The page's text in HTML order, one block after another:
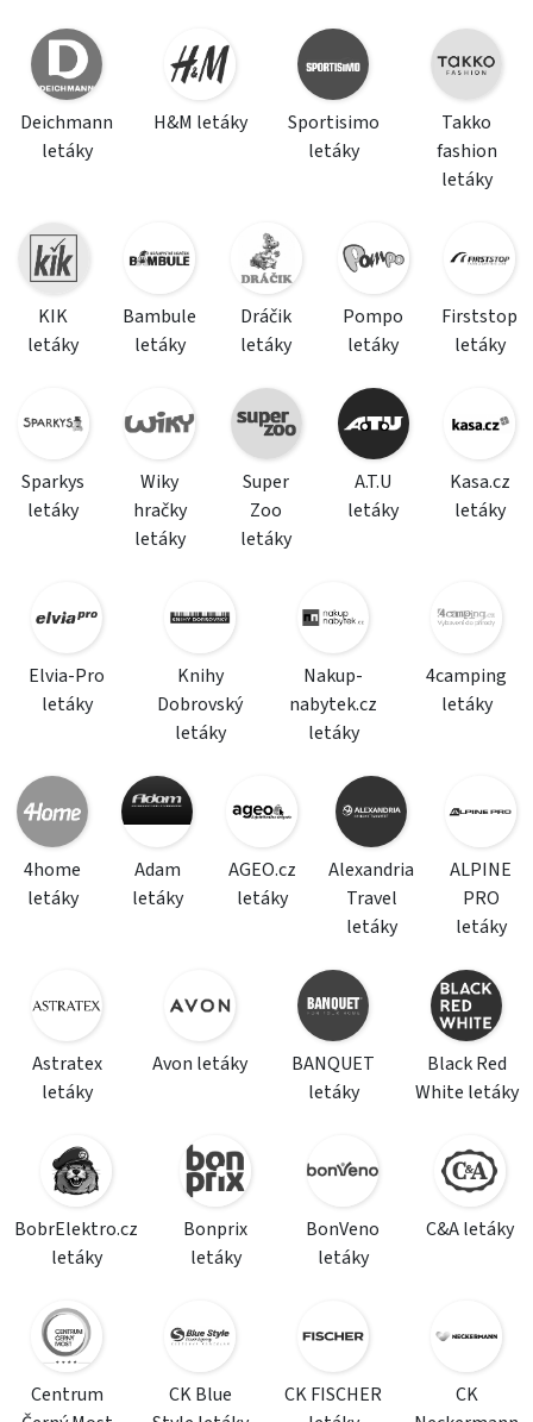
Deichmann
letáky
H&M letáky
Sportisimo
letáky
Takko
fashion
letáky
KIK
letáky
Bambule
letáky
Dráčik
letáky
Pompo
letáky
Firststop
letáky
Sparkys
letáky
Wiky
hračky
letáky
Super
Zoo
letáky
A.T.U
letáky
Kasa.cz
letáky
Elvia-Pro
letáky
Knihy
Dobrovský
letáky
Nakup-
nabytek.cz
letáky
4camping
letáky
4home
letáky
Adam
letáky
AGEO.cz
letáky
Alexandria
Travel
letáky
ALPINE
PRO
letáky
Astratex
letáky
Avon letáky
BANQUET
letáky
Black Red
White letáky
BobrElektro.cz
letáky
Bonprix
letáky
BonVeno
letáky
C&A letáky
Centrum
CK Blue
CK FISCHER
CK